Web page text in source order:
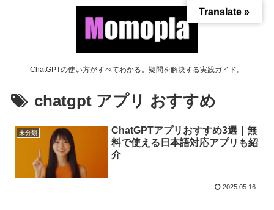
ChatGPTの使い方がすべてわかる。疑問を解決する実践ガイド。
chatgpt アプリ おすすめ
未分類
ChatGPTアプリおすすめ3選｜無
料で使える日本語対応アプリも紹
介
2025.05.16
Translate »